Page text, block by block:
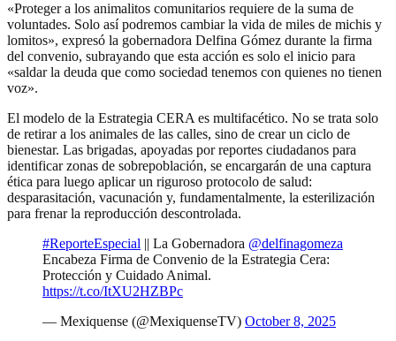
«Proteger a los animalitos comunitarios requiere de la suma de
voluntades. Solo así podremos cambiar la vida de miles de michis y
lomitos», expresó la gobernadora Delfina Gómez durante la firma
del convenio, subrayando que esta acción es solo el inicio para
«saldar la deuda que como sociedad tenemos con quienes no tienen
voz».
El modelo de la Estrategia CERA es multifacético. No se trata solo
de retirar a los animales de las calles, sino de crear un ciclo de
bienestar. Las brigadas, apoyadas por reportes ciudadanos para
identificar zonas de sobrepoblación, se encargarán de una captura
ética para luego aplicar un riguroso protocolo de salud:
desparasitación, vacunación y, fundamentalmente, la esterilización
para frenar la reproducción descontrolada.
#ReporteEspecial || La Gobernadora @delfinagomeza
Encabeza Firma de Convenio de la Estrategia Cera:
Protección y Cuidado Animal.
https://t.co/ItXU2HZBPc
— Mexiquense (@MexiquenseTV) October 8, 2025